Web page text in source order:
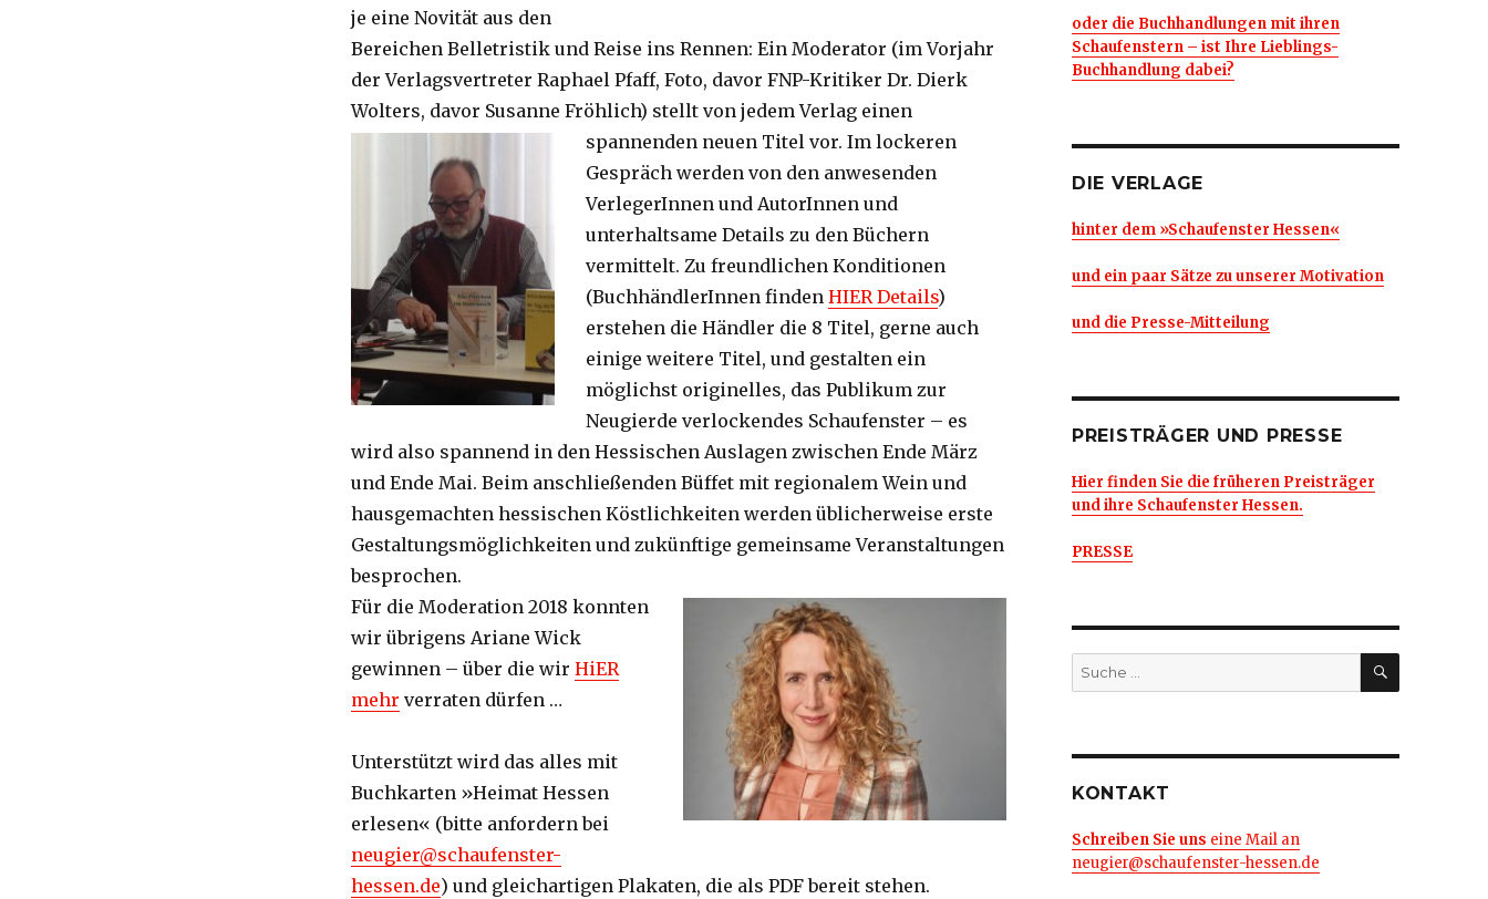
je eine Novität aus den
Bereichen Belletristik und Reise ins Rennen: Ein Moderator (im Vorjahr
der Verlagsvertreter Raphael Pfaff, Foto, davor FNP-Kritiker Dr. Dierk
Wolters, davor Susanne Fröhlich) stellt von jedem Verlag einen
spannenden neuen Titel vor. Im lockeren
Gespräch werden von den anwesenden
VerlegerInnen und AutorInnen und
unterhaltsame Details zu den Büchern
vermittelt. Zu freundlichen Konditionen
(BuchhändlerInnen finden HIER Details)
erstehen die Händler die 8 Titel, gerne auch
einige weitere Titel, und gestalten ein
möglichst originelles, das Publikum zur
Neugierde verlockendes Schaufenster – es
wird also spannend in den Hessischen Auslagen zwischen Ende März
und Ende Mai. Beim anschließenden Büffet mit regionalem Wein und
hausgemachten hessischen Köstlichkeiten werden üblicherweise erste
Gestaltungsmöglichkeiten und zukünftige gemeinsame Veranstaltungen
besprochen.
Für die Moderation 2018 konnten
wir übrigens Ariane Wick
gewinnen – über die wir HiER
mehr verraten dürfen …
Unterstützt wird das alles mit
Buchkarten »Heimat Hessen
erlesen« (bitte anfordern bei
neugier@schaufenster-
hessen.de) und gleichartigen Plakaten, die als PDF bereit stehen.
oder die Buchhandlungen mit ihren
Schaufenstern – ist Ihre Lieblings-
Buchhandlung dabei?
DIE VERLAGE
hinter dem »Schaufenster Hessen«
und ein paar Sätze zu unserer Motivation
und die Presse-Mitteilung
PREISTRÄGER UND PRESSE
Hier finden Sie die früheren Preisträger
und ihre Schaufenster Hessen.
PRESSE
Suche
nach:
SUCHE
KONTAKT
Schreiben Sie uns eine Mail an
neugier@schaufenster-hessen.de